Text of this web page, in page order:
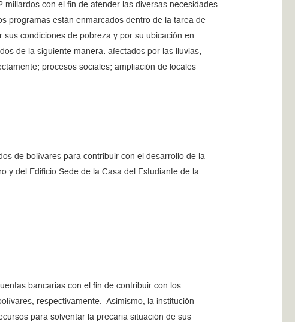
con el fin de atender las diversas necesidades
programas están enmarcados dentro de la tarea de
condiciones de pobreza y por su ubicación en
de la siguiente manera: afectados por las lluvias;
procesos sociales; ampliación de locales
de bolívares para contribuir con el desarrollo de la
y del Edificio Sede de la Casa del Estudiante de la
bancarias con el fin de contribuir con los
respectivamente. Asimismo, la institución
para solventar la precaria situación de sus